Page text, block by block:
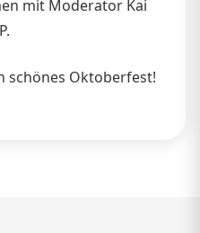
mit Moderator Kai
schönes Oktoberfest!